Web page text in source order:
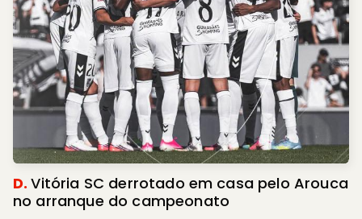
D.Vitória SC derrotado em casa pelo Arouca
no arranque do campeonato